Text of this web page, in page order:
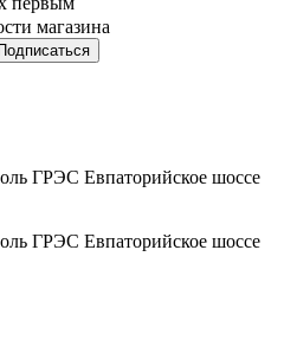
магазина
ГРЭС Евпаторийское шоссе
ГРЭС Евпаторийское шоссе